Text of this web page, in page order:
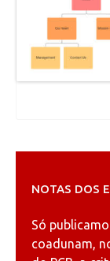
NOTAS DOS
Só
coadunam,